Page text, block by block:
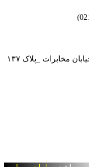
مخابرات _پلاک ۱۳۷